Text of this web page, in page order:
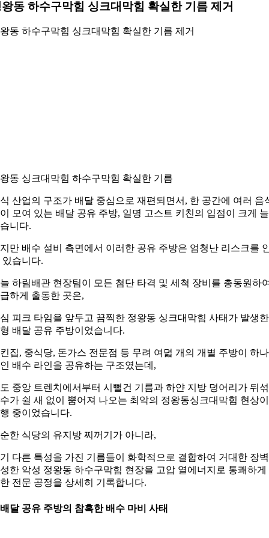
동 하수구막힘 싱크대막힘 확실한 기름 제거
동 하수구막힘 싱크대막힘 확실한 기름 제거
동 싱크대막힘 하수구막힘 확실한 기름
산업의 구조가 배달 중심으로 재편되면서, 한 공간에 여러 음
모여 있는 배달 공유 주방, 일명 고스트 키친의 입점이 크게
니다.
만 배수 설비 측면에서 이러한 공유 주방은 엄청난 리스크를
있습니다.
하림배관 현장팀이 모든 첨단 타격 및 세척 장비를 총동원하
하게 출동한 곳은,
피크 타임을 앞두고 끔찍한 정왕동 싱크대막힘 사태가 발생한
배달 공유 주방이었습니다.
집, 중식당, 돈가스 전문점 등 무려 여덟 개의 개별 주방이 하
배수 라인을 공유하는 구조였는데,
중앙 트렌치에서부터 시뻘건 기름과 하얀 지방 덩어리가 뒤
가 쉴 새 없이 뿜어져 나오는 최악의 정왕동싱크대막힘 현상이
중이었습니다.
한 식당의 유지방 찌꺼기가 아니라,
다른 특성을 가진 기름들이 화학적으로 결합하여 거대한 장
한 악성 정왕동 하수구막힘 현장을 고압 열에너지로 통쾌하게
전문 공정을 상세히 기록합니다.
달 공유 주방의 참혹한 배수 마비 사태